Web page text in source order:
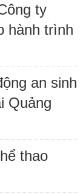
ty
hành trình
an sinh
Quảng
thao